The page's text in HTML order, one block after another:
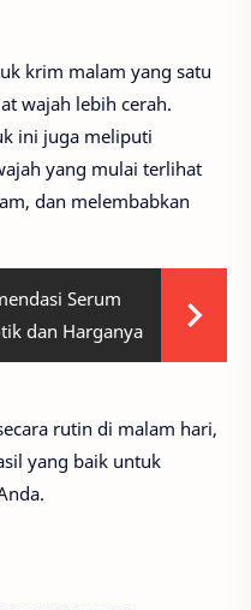
krim malam yang satu
wajah lebih cerah.
ini juga meliputi
yang mulai terlihat
dan melembabkan
Serum
dan Harganya
rutin di malam hari,
yang baik untuk